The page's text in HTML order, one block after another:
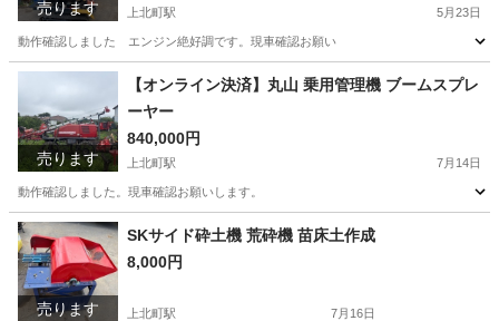
売ります 上北町駅 5月23日
動作確認しました エンジン絶好調です。現車確認お願い
青森 十和田市 上北町駅 その他 クローラー
売ります
【オンライン決済】丸山 乗用管理機 ブームスプレ
ーヤー
840,000円
上北町駅 7月14日
動作確認しました。現車確認お願いします。
青森 十和田市 上北町駅 その他
売ります
SKサイド砕土機 荒砕機 苗床土作成
8,000円
上北町駅 7月16日